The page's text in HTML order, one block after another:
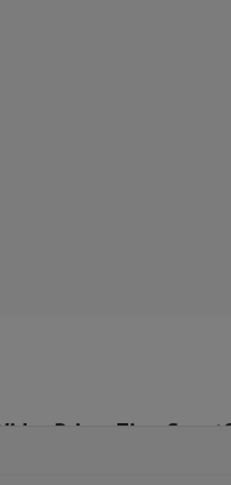
Prime Time Sport